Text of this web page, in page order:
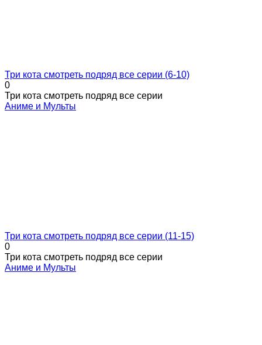
Три кота смотреть подряд все серии (6-10)
0
Три кота смотреть подряд все серии
Аниме и Мульты
Три кота смотреть подряд все серии (11-15)
0
Три кота смотреть подряд все серии
Аниме и Мульты